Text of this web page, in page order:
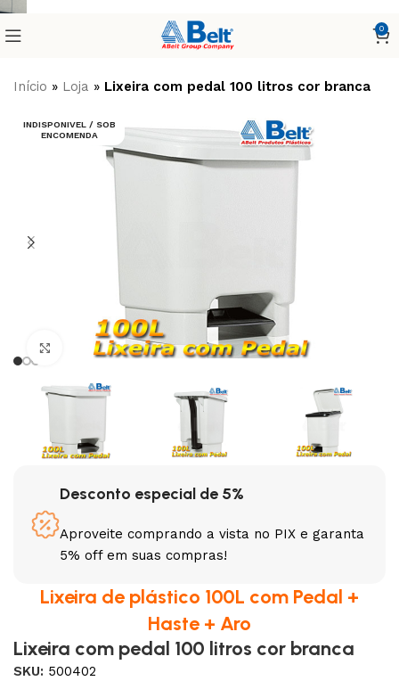
0
Início » Loja » Lixeira com pedal 100 litros cor branca
INDISPONIVEL / SOB
ENCOMENDA
Clique para ampliar
Desconto especial de 5%
Aproveite comprando a vista no PIX e garanta
5% off em suas compras!
Lixeira de plástico 100L com Pedal +
Haste + Aro
Lixeira com pedal 100 litros cor branca
SKU: 500402